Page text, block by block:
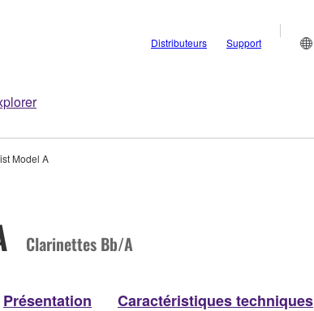
Distributeurs Support
Model A
Clarinettes Bb/A
Présentation Caractéristiques techniques